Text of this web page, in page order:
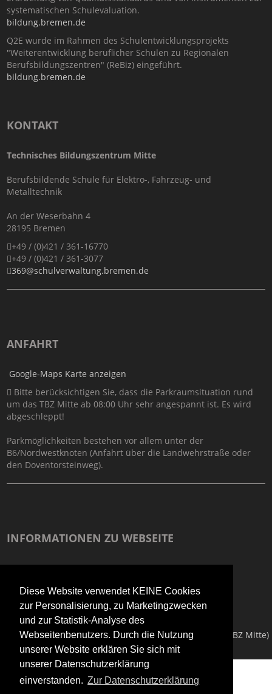
Diese Website verwendet KEINE Cookies
zur Personalisierung, zu Marketingzwecken
und zur Statistik-Analyse des
Webseitenbenutzers. Durch die Nutzung
unserer Website erklären Sie sich mit
unserer Datenschutzerklärung
einverstanden. Zur Datenschutzerklärung
systematischen Schulevaluation.
bildung.bremen.de
Q2E wurde im Rahmen des Schulentwicklungsprojekts
"Weiterentwicklung beruflicher Schulen zu Regionalen
Berufsbildungszentren" (ReBiz) eingeführt.
bildung.bremen.de
KONTAKT
Technisches Bildungszentrum Mitte
Berufsbildende Schule für Elektro-, Fahrzeug- und
Metalltechnik
An der Weserbahn 4
28195 Bremen
+49 / (0)421 / 361-16770
+49 / (0)421 / 361-3077
369@schulverwaltung.bremen.de
ANFAHRT
Google-Maps Karte anzeigen
Bitte berücksichtigen Sie, dass die Parkraumsituation rund
um das TBZ Mitte ab 08:00 Uhr sehr angespannt ist. Es wird
abgeschleppt!
Parkmöglichkeiten bestehen vor allem unter der
B6/Nordwestknoten (Anfahrt über die Landwehrstraße oder
den Doventorsteinweg).
INFORMATIONEN ZU WEBSEITE
Impressum
Datenschutzerkärung
Informationen zur Barrierefreiheit
Copyright © 2026Technisches Bildungszentrum Mitte (TBZ Mitte)